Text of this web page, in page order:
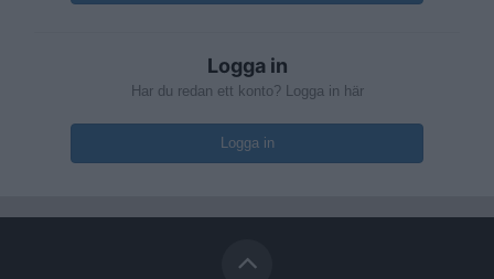
Logga in
Har du redan ett konto? Logga in här
Logga in